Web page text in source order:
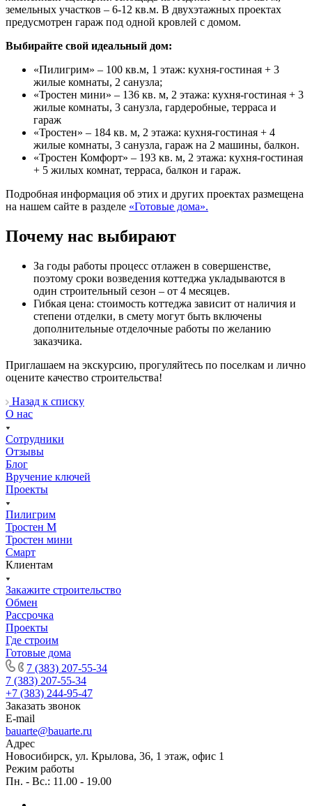
земельных участков – 6-12 кв.м. В двухэтажных проектах
предусмотрен гараж под одной кровлей с домом.
Выбирайте свой идеальный дом:
«Пилигрим» – 100 кв.м, 1 этаж: кухня-гостиная + 3
жилые комнаты, 2 санузла;
«Тростен мини» – 136 кв. м, 2 этажа: кухня-гостиная + 3
жилые комнаты, 3 санузла, гардеробные, терраса и
гараж
«Тростен» – 184 кв. м, 2 этажа: кухня-гостиная + 4
жилые комнаты, 3 санузла, гараж на 2 машины, балкон.
«Тростен Комфорт» – 193 кв. м, 2 этажа: кухня-гостиная
+ 5 жилых комнат, терраса, балкон и гараж.
Подробная информация об этих и других проектах размещена
на нашем сайте в разделе «Готовые дома».
Почему нас выбирают
За годы работы процесс отлажен в совершенстве,
поэтому сроки возведения коттеджа укладываются в
один строительный сезон – от 4 месяцев.
Гибкая цена: стоимость коттеджа зависит от наличия и
степени отделки, в смету могут быть включены
дополнительные отделочные работы по желанию
заказчика.
Приглашаем на экскурсию, прогуляйтесь по поселкам и лично
оцените качество строительства!
Назад к списку
О нас
Сотрудники
Отзывы
Блог
Вручение ключей
Проекты
Пилигрим
Тростен М
Тростен мини
Смарт
Клиентам
Закажите строительство
Обмен
Рассрочка
Проекты
Где строим
Готовые дома
7 (383) 207-55-34
7 (383) 207-55-34
+7 (383) 244-95-47
Заказать звонок
E-mail
bauarte@bauarte.ru
Адрес
Новосибирск, ул. Крылова, 36, 1 этаж, офис 1
Режим работы
Пн. - Вс.: 11.00 - 19.00